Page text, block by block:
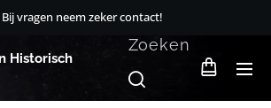
Bij vragen neem zeker contact!
Historisch
Zoeken